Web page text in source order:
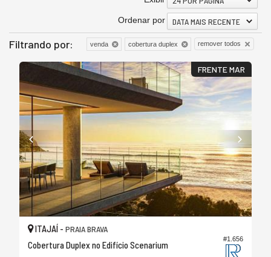
Ordenar por DATA MAIS RECENTE
Filtrando por: venda cobertura duplex remover todos
FRENTE MAR
#1.656
ITAJAÍ - PRAIA BRAVA
Cobertura Duplex no Edifício Scenarium